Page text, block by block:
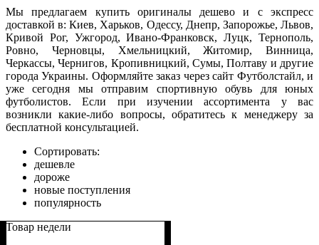
Мы предлагаем купить оригиналы дешево и с экспресс
доставкой в: Киев, Харьков, Одессу, Днепр, Запорожье, Львов,
Кривой Рог, Ужгород, Ивано-Франковск, Луцк, Тернополь,
Ровно, Черновцы, Хмельницкий, Житомир, Винница,
Черкассы, Чернигов, Кропивницкий, Сумы, Полтаву и другие
города Украины. Оформляйте заказ через сайт Футболстайл, и
уже сегодня мы отправим спортивную обувь для юных
футболистов. Если при изучении ассортимента у вас
возникли какие-либо вопросы, обратитесь к менеджеру за
бесплатной консультацией.
Сортировать:
дешевле
дороже
новые поступления
популярность
Товар недели